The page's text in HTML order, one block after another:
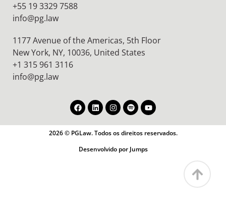
+55 19 3329 7588
info@pg.law
1177 Avenue of the Americas, 5th Floor
New York, NY, 10036, United States
+1 315 961 3116
info@pg.law
2026 © PGLaw. Todos os direitos reservados.
Desenvolvido por Jumps